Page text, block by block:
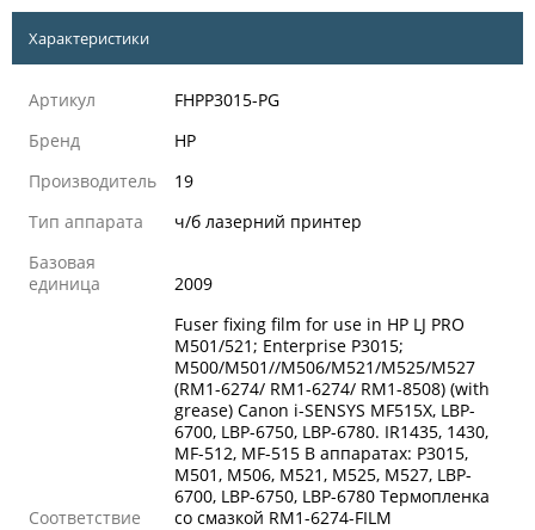
Характеристики
Артикул
FHPP3015-PG
Бренд
HP
Производитель
19
Тип аппарата
ч/б лазерний принтер
Базовая
единица
2009
Соответствие
Fuser fixing film for use in HP LJ PRO
M501/521; Enterprise P3015;
M500/M501//M506/M521/M525/M527
(RM1-6274/ RM1-6274/ RM1-8508) (with
grease) Canon i-SENSYS MF515X, LBP-
6700, LBP-6750, LBP-6780. IR1435, 1430,
MF-512, MF-515 В аппаратах: P3015,
M501, M506, M521, M525, M527, LBP-
6700, LBP-6750, LBP-6780 Термопленка
со смазкой RM1-6274-FILM